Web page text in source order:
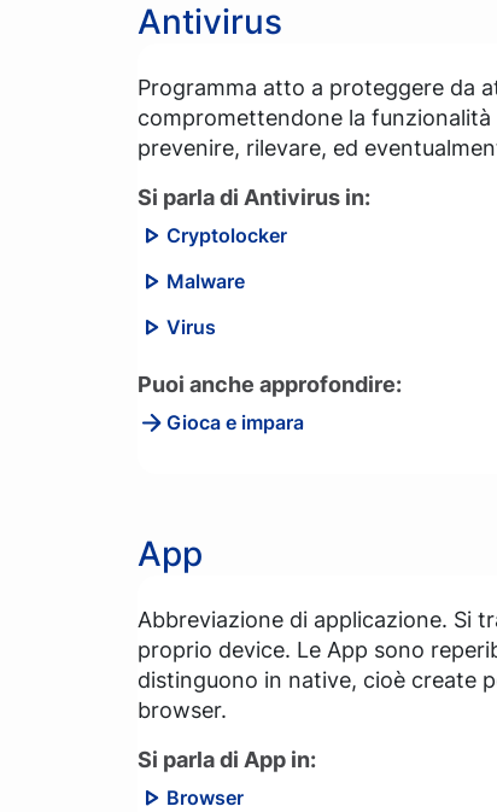
Antivirus
Programma atto a proteggere da
compromettendone la
prevenire, rilevare, ed
Si parla di Antivirus in:
Cryptolocker
Malware
Virus
Puoi anche approfondire:
Gioca e impara
App
Abbreviazione di applicazione. Si
proprio device. Le App sono
distinguono in native, cioè create
browser.
Si parla di App in:
Browser